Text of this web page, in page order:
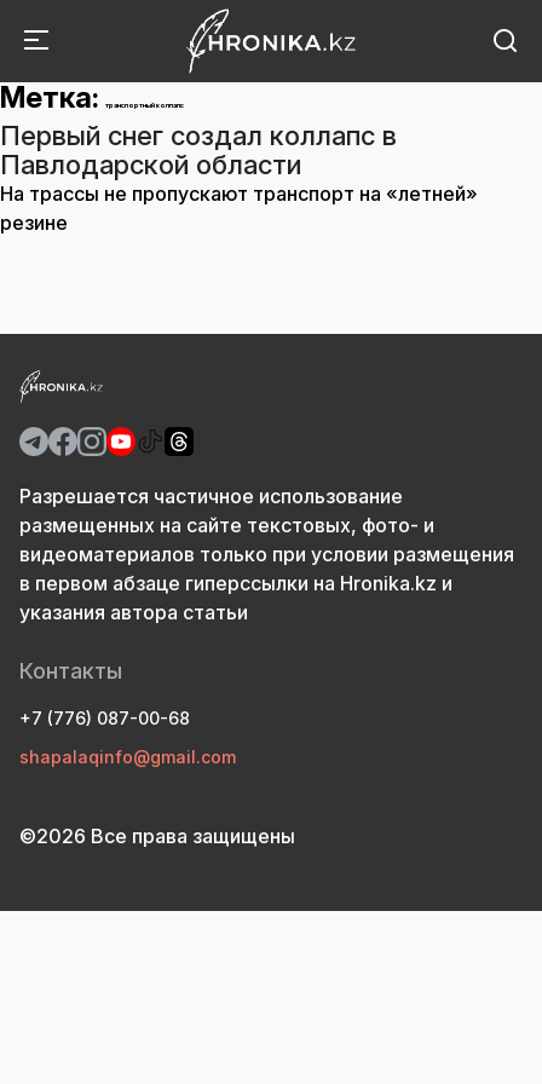
Метка: транспортный коллапс
Первый снег создал коллапс в
Павлодарской области
На трассы не пропускают транспорт на «летней»
резине
Разрешается частичное использование
размещенных на сайте текстовых, фото- и
видеоматериалов только при условии размещения
в первом абзаце гиперссылки на Hronika.kz и
указания автора статьи
Контакты
+7 (776) 087-00-68
shapalaqinfo@gmail.com
©2026 Все права защищены